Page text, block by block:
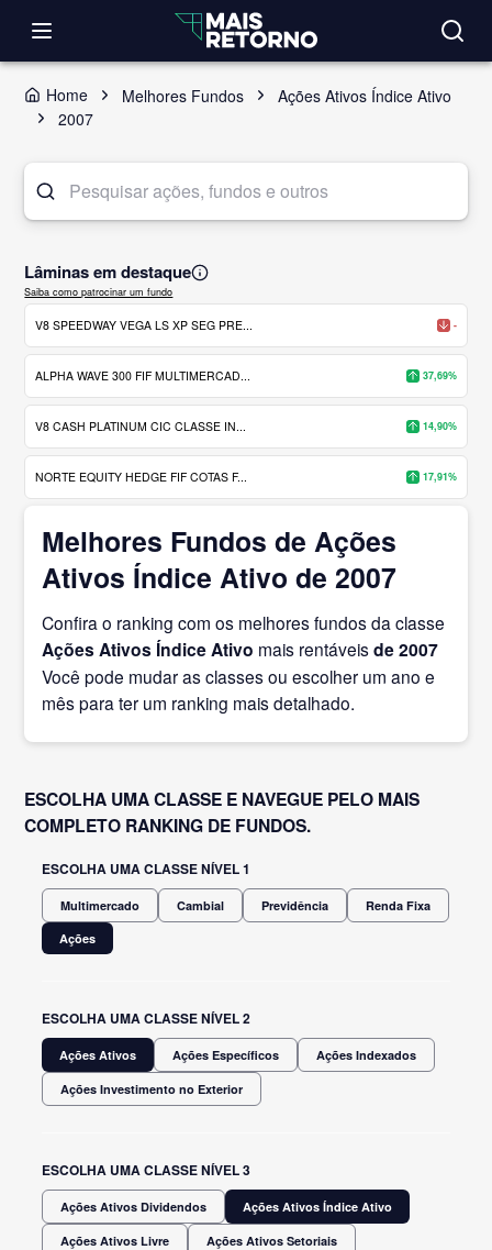
Home Melhores Fundos
Ações Ativos Índice Ativo
2007
Lâminas em destaque
Saiba como patrocinar um fundo
V8 SPEEDWAY VEGA LS XP SEG PRE... -
ALPHA WAVE 300 FIF MULTIMERCAD... 37,69%
V8 CASH PLATINUM CIC CLASSE IN... 14,90%
NORTE EQUITY HEDGE FIF COTAS F... 17,91%
Melhores Fundos de Ações
Ativos Índice Ativo de 2007
Confira o ranking com os melhores fundos da classe
Ações Ativos Índice Ativo mais rentáveisde 2007
Você pode mudar as classes ou escolher um ano e
mês para ter um ranking mais detalhado.
ESCOLHA UMA CLASSE E NAVEGUE PELO MAIS
COMPLETO RANKING DE FUNDOS.
ESCOLHA UMA CLASSE NÍVEL 1
Multimercado Cambial Previdência
Renda Fixa
Ações
ESCOLHA UMA CLASSE NÍVEL 2
Ações Ativos Ações Específicos Ações Indexados
Ações Investimento no Exterior
ESCOLHA UMA CLASSE NÍVEL 3
Ações Ativos Dividendos Ações Ativos Índice Ativo
Ações Ativos Livre Ações Ativos Setoriais